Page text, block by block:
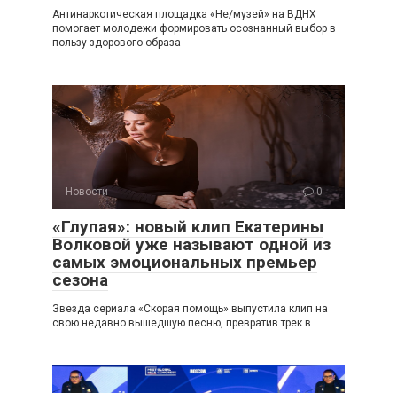
Антинаркотическая площадка «Не/музей» на ВДНХ
помогает молодежи формировать осознанный выбор в
пользу здорового образа
Новости 0
«Глупая»: новый клип Екатерины
Волковой уже называют одной из
самых эмоциональных премьер
сезона
Звезда сериала «Скорая помощь» выпустила клип на
свою недавно вышедшую песню, превратив трек в